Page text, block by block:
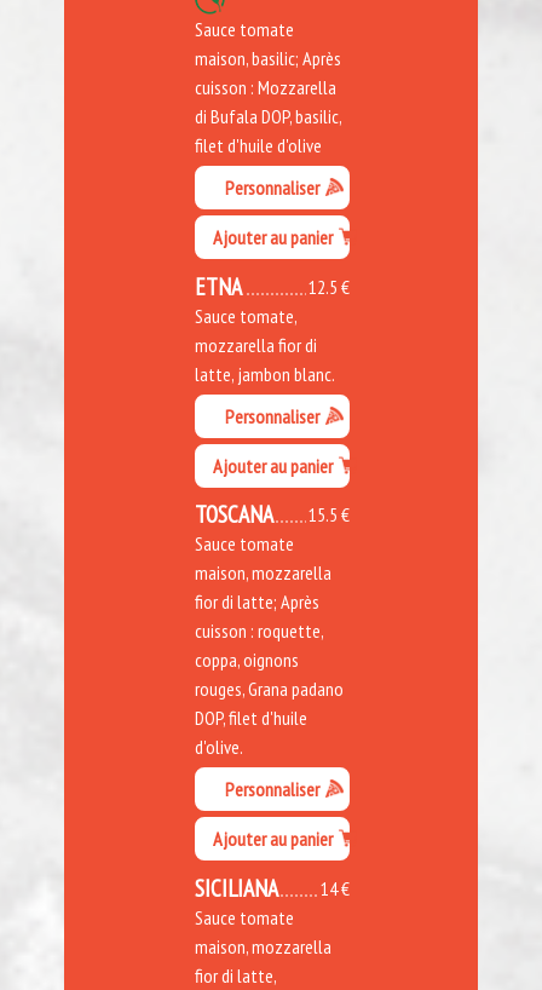
Sauce tomate
maison, basilic; Après
cuisson : Mozzarella
di Bufala DOP, basilic,
filet d'huile d'olive
Personnaliser
Ajouter au panier
12.5 €
ETNA
Sauce tomate,
mozzarella fior di
latte, jambon blanc.
Personnaliser
Ajouter au panier
15.5 €
TOSCANA
Sauce tomate
maison, mozzarella
fior di latte; Après
cuisson : roquette,
coppa, oignons
rouges, Grana padano
DOP, filet d'huile
d'olive.
Personnaliser
Ajouter au panier
14 €
SICILIANA
Sauce tomate
maison, mozzarella
fior di latte,